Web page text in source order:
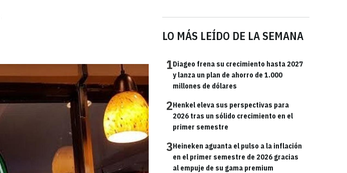
LO MÁS LEÍDO DE LA SEMANA
1Diageo frena su crecimiento hasta 2027
y lanza un plan de ahorro de 1.000
millones de dólares
2Henkel eleva sus perspectivas para
2026 tras un sólido crecimiento en el
primer semestre
3Heineken aguanta el pulso a la inflación
en el primer semestre de 2026 gracias
al empuje de su gama premium